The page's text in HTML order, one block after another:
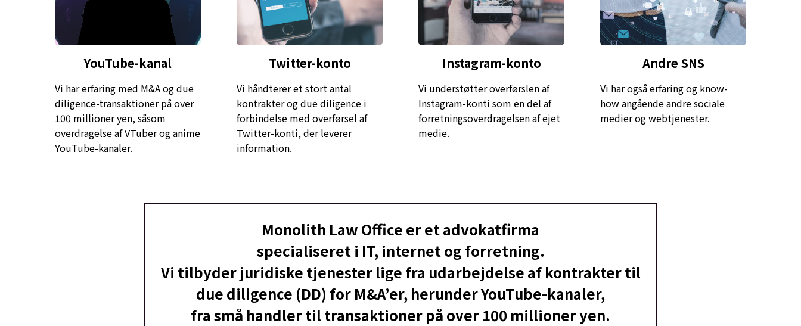
YouTube-kanal
Vi har erfaring med M&A og due
diligence-transaktioner på over
100 millioner yen, såsom
overdragelse af VTuber og anime
YouTube-kanaler.
Twitter-konto
Vi håndterer et stort antal
kontrakter og due diligence i
forbindelse med overførsel af
Twitter-konti, der leverer
information.
Instagram-konto
Vi understøtter overførslen af
Instagram-konti som en del af
forretningsoverdragelsen af ejet
medie.
Andre SNS
Vi har også erfaring og know-
how angående andre sociale
medier og webtjenester.
Monolith Law Office er et advokatfirma
specialiseret i IT, internet og forretning.
Vi tilbyder juridiske tjenester lige fra udarbejdelse af kontrakter til
due diligence (DD) for M&A’er, herunder YouTube-kanaler,
fra små handler til transaktioner på over 100 millioner yen.